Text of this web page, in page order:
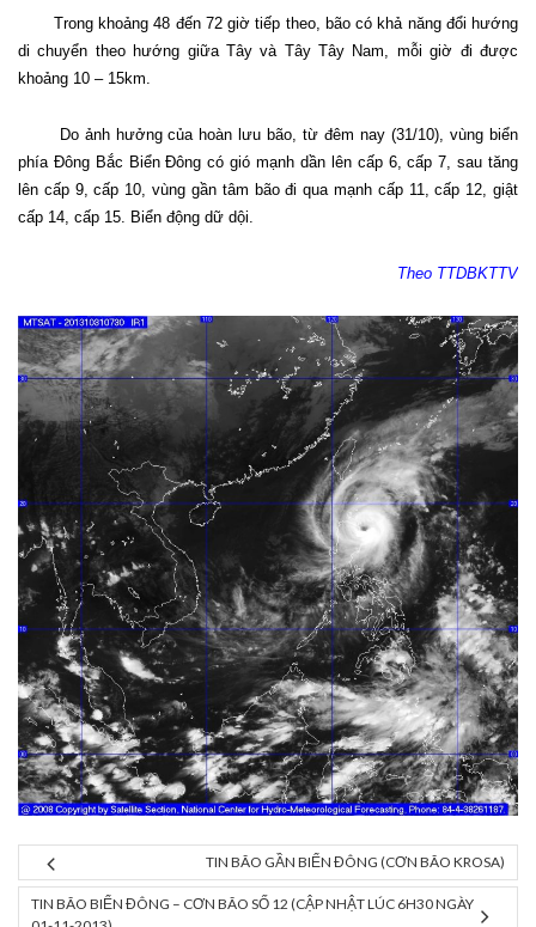
Trong khoảng 48 đến 72 giờ tiếp theo, bão có khả năng đổi hướng
di chuyển theo hướng giữa Tây và Tây Tây Nam, mỗi giờ đi được
khoảng 10 – 15km.
Do ảnh hưởng của hoàn lưu bão, từ đêm nay (31/10), vùng biển
phía Đông Bắc Biển Đông có gió mạnh dần lên cấp 6, cấp 7, sau tăng
lên cấp 9, cấp 10, vùng gần tâm bão đi qua mạnh cấp 11, cấp 12, giật
cấp 14, cấp 15. Biển động dữ dội.
Theo TTDBKTTV
TIN BÃO GẦN BIỂN ĐÔNG (CƠN BÃO KROSA)
TIN BÃO BIỂN ĐÔNG – CƠN BÃO SỐ 12 (CẬP NHẬT LÚC 6H30 NGÀY